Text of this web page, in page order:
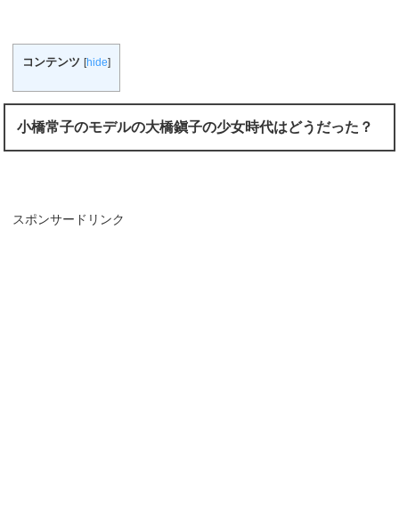
コンテンツ [hide]
小橋常子のモデルの大橋鎭子の少女時代はどうだった？
スポンサードリンク